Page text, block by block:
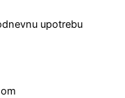
upotrebu